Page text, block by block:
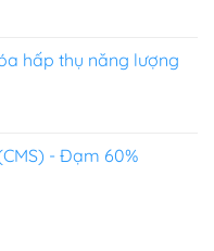
hấp thụ năng lượng
- Đạm 60%